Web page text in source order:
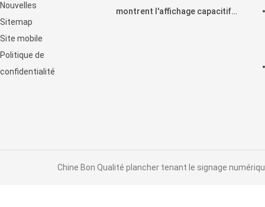
Nouvelles
Sitemap
Site mobile
Politique de
confidentialité
montrent l'affichage capacitif
Chine Bon Qualité plancher tenant le signage